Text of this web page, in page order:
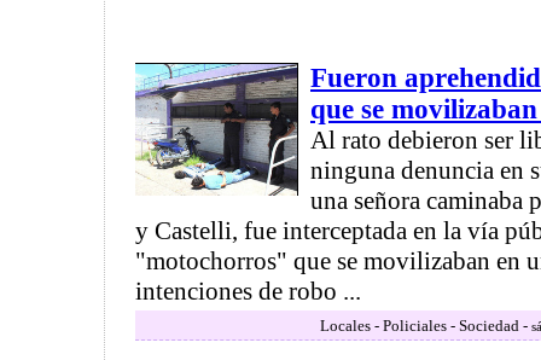
Fueron
que se
Al rato debieron ser
ninguna denuncia en
una señora caminaba
y Castelli, fue interceptada en la vía
"motochorros" que se movilizaban en
intenciones de robo ...
Locales - Policiales - Sociedad -